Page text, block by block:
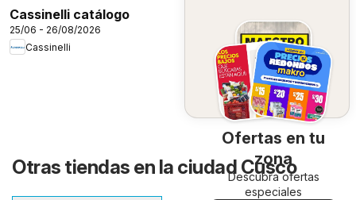
Cassinelli catálogo
25/06 - 26/08/2026
Cassinelli
Ofertas en tu
zona
Descubra ofertas
especiales
Otras tiendas en la ciudad Cusco